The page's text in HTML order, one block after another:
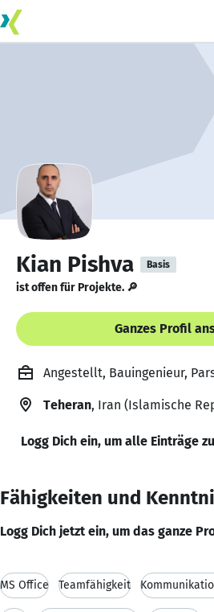
Kian Pishva Basis
ist offen für Projekte. 🔎
Ganzes Profil
Angestellt, Bauingenieur,
Teheran, Iran (Islamische
Logg Dich ein, um alle Einträge
Fähigkeiten und
Logg Dich jetzt ein, um das ganze
MS Office Teamfähigkeit